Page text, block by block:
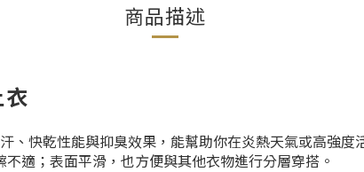
商品描述
、快乾性能與抑臭效果，能幫助你在炎熱天氣或高強度
不適；表面平滑，也方便與其他衣物進行分層穿搭。